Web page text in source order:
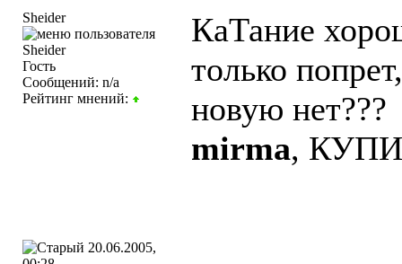
Sheider
Гость
Сообщений: n/a
Рейтинг мнений:
КаТание
только
новую нет???
mirma,
20.06.2005,